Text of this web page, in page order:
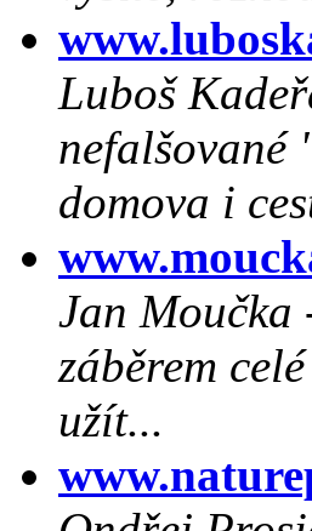
Luboš
nefalšované
domova i
Jan Moučka
záběrem
užít...